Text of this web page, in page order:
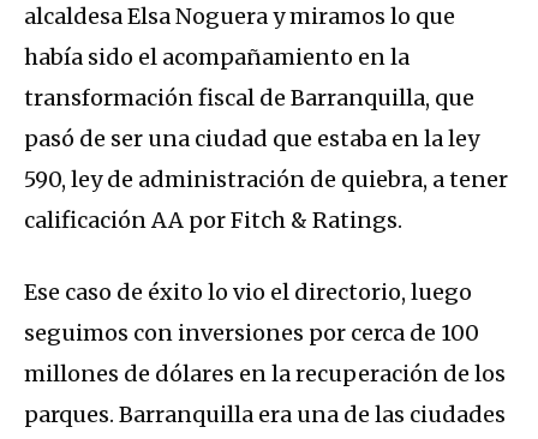
alcaldesa Elsa Noguera y miramos lo que
había sido el acompañamiento en la
transformación fiscal de Barranquilla, que
pasó de ser una ciudad que estaba en la ley
590, ley de administración de quiebra, a tener
calificación AA por Fitch & Ratings.
Ese caso de éxito lo vio el directorio, luego
seguimos con inversiones por cerca de 100
millones de dólares en la recuperación de los
parques. Barranquilla era una de las ciudades